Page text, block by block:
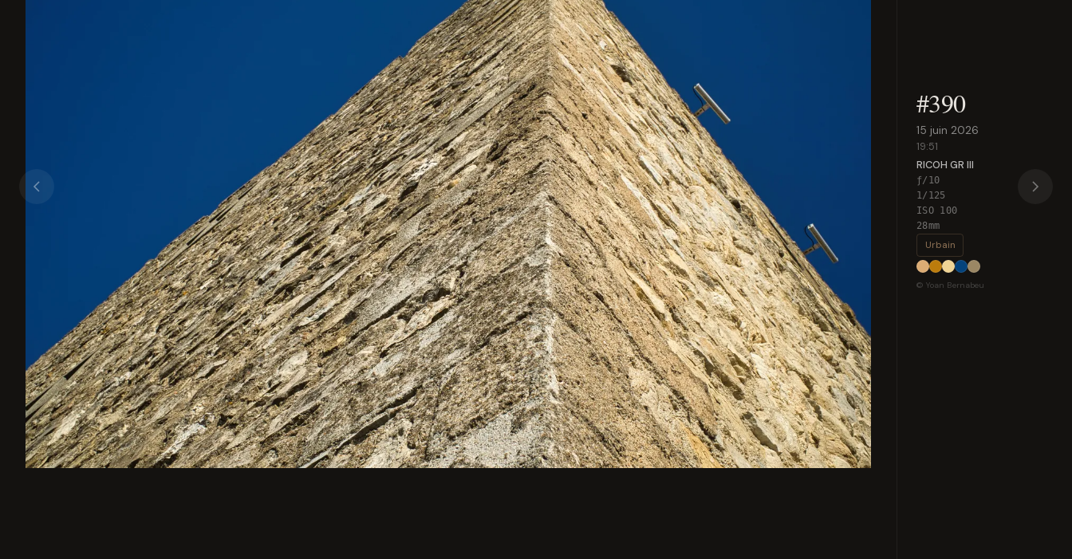
#390
15 juin 2026
19:51
RICOH GR III
ƒ/10
1/125
ISO 100
28mm
Urbain
© Yoan Bernabeu